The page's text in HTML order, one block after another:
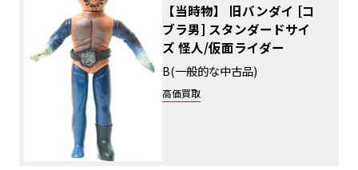
【当時物】 旧バンダイ [コ
ブラ男] スタンダードサイ
ズ 怪人/仮面ライダー
B(一般的な中古品)
高価買取